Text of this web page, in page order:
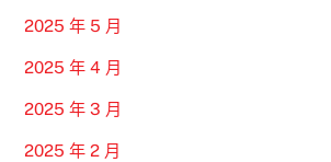
2025 年 5 月
2025 年 4 月
2025 年 3 月
2025 年 2 月